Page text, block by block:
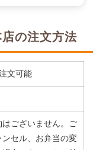
の注文方法
文可能
はございません。ご
ンセル、お弁当の変